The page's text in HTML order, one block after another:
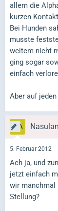
allem die
kurzen
Bei Hunden
musste
weitem nicht
ging sogar
einfach
Aber auf
5. Februar 2012
Ach ja, und
jetzt einfach
wir manchmal
Stellung?